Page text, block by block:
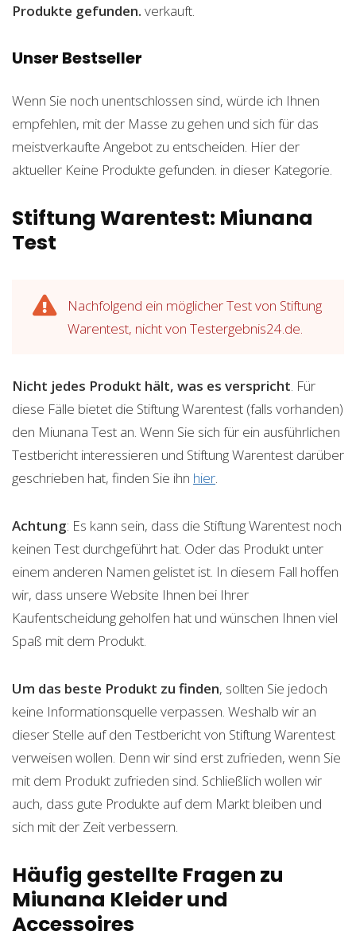
Produkte gefunden. verkauft.
Unser Bestseller
Wenn Sie noch unentschlossen sind, würde ich Ihnen
empfehlen, mit der Masse zu gehen und sich für das
meistverkaufte Angebot zu entscheiden. Hier der
aktueller Keine Produkte gefunden. in dieser Kategorie.
Stiftung Warentest: Miunana
Test
Nachfolgend ein möglicher Test von Stiftung
Warentest, nicht von Testergebnis24.de.
Nicht jedes Produkt hält, was es verspricht. Für
diese Fälle bietet die Stiftung Warentest (falls vorhanden)
den Miunana Test an. Wenn Sie sich für ein ausführlichen
Testbericht interessieren und Stiftung Warentest darüber
geschrieben hat, finden Sie ihn hier.
Achtung: Es kann sein, dass die Stiftung Warentest noch
keinen Test durchgeführt hat. Oder das Produkt unter
einem anderen Namen gelistet ist. In diesem Fall hoffen
wir, dass unsere Website Ihnen bei Ihrer
Kaufentscheidung geholfen hat und wünschen Ihnen viel
Spaß mit dem Produkt.
Um das beste Produkt zu finden, sollten Sie jedoch
keine Informationsquelle verpassen. Weshalb wir an
dieser Stelle auf den Testbericht von Stiftung Warentest
verweisen wollen. Denn wir sind erst zufrieden, wenn Sie
mit dem Produkt zufrieden sind. Schließlich wollen wir
auch, dass gute Produkte auf dem Markt bleiben und
sich mit der Zeit verbessern.
Häufig gestellte Fragen zu
Miunana Kleider und
Accessoires